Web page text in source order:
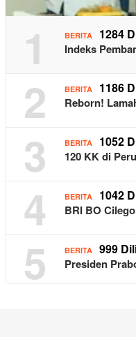
1 BERITA 1284
Indeks
2 BERITA 1186
Reborn!
3 BERITA 1052
120 KK di
4 BERITA 1042
BRI BO
5 BERITA 999
Presiden